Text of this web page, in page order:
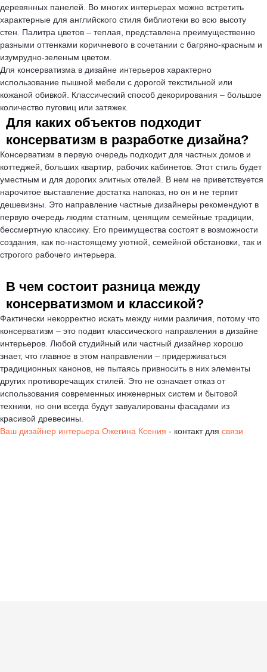
деревянных панелей. Во многих интерьерах можно встретить
характерные для английского стиля библиотеки во всю высоту
стен. Палитра цветов – теплая, представлена преимущественно
разными оттенками коричневого в сочетании с багряно-красным и
изумрудно-зеленым цветом.
Для консерватизма в дизайне интерьеров характерно
использование пышной мебели с дорогой текстильной или
кожаной обивкой. Классический способ декорирования – большое
количество пуговиц или затяжек.
Для каких объектов подходит
консерватизм в разработке дизайна?
Консерватизм в первую очередь подходит для частных домов и
коттеджей, больших квартир, рабочих кабинетов. Этот стиль будет
уместным и для дорогих элитных отелей. В нем не приветствуется
нарочитое выставление достатка напоказ, но он и не терпит
дешевизны. Это направление частные дизайнеры рекомендуют в
первую очередь людям статным, ценящим семейные традиции,
бессмертную классику. Его преимущества состоят в возможности
создания, как по-настоящему уютной, семейной обстановки, так и
строгого рабочего интерьера.
В чем состоит разница между
консерватизмом и классикой?
Фактически некорректно искать между ними различия, потому что
консерватизм – это подвит классического направления в дизайне
интерьеров. Любой студийный или частный дизайнер хорошо
знает, что главное в этом направлении – придерживаться
традиционных канонов, не пытаясь привносить в них элементы
других противоречащих стилей. Это не означает отказ от
использования современных инженерных систем и бытовой
техники, но они всегда будут завуалированы фасадами из
красивой древесины.
Ваш дизайнер интерьера Ожегина Ксения - контакт для связи